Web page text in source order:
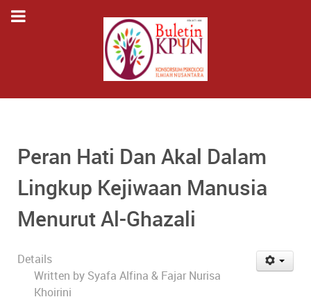
Peran Hati Dan Akal Dalam
Lingkup Kejiwaan Manusia
Menurut Al-Ghazali
Details
Written by Syafa Alfina & Fajar Nurisa
Khoirini